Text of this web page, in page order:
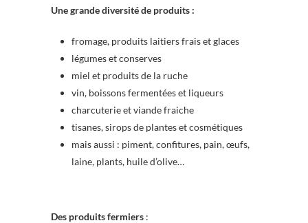
Une grande diversité de produits :
fromage, produits laitiers frais et glaces
légumes et conserves
miel et produits de la ruche
vin, boissons fermentées et liqueurs
charcuterie et viande fraiche
tisanes, sirops de plantes et cosmétiques
mais aussi : piment, confitures, pain, œufs,
laine, plants, huile d’olive…
Des produits fermiers :